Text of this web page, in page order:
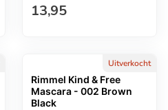
Normale prijs
13,95
Uitverkocht
Rimmel Kind & Free
Mascara - 002 Brown
Black